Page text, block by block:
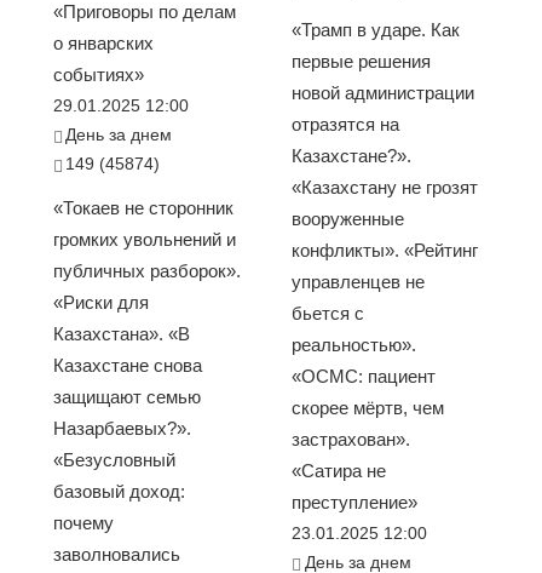
«Приговоры по делам
о январских
событиях»
29.01.2025 12:00
День за днем
149 (45874)
«Токаев не сторонник
громких увольнений и
публичных разборок».
«Риски для
Казахстана». «В
Казахстане снова
защищают семью
Назарбаевых?».
«Безусловный
базовый доход:
почему
заволновались
«Трамп в ударе. Как
первые решения
новой администрации
отразятся на
Казахстане?».
«Казахстану не грозят
вооруженные
конфликты». «Рейтинг
управленцев не
бьется с
реальностью».
«ОСМС: пациент
скорее мёртв, чем
застрахован».
«Сатира не
преступление»
23.01.2025 12:00
День за днем